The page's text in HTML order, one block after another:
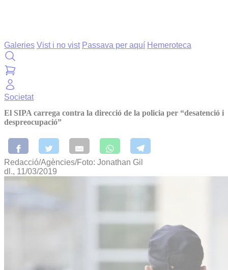
Galeries Vist i no vist Passava per aquí Hemeroteca
Societat
El SIPA carrega contra la direcció de la policia per “desatenció i
despreocupació”
Redacció/Agències/Foto: Jonathan Gil
dl., 11/03/2019